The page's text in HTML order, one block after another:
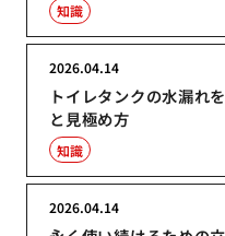
知識
トイレタンクの水漏れ
と見極め方
2026.04.14
知識
2026.04.14